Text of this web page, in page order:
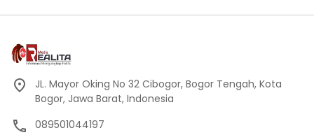
JL. Mayor Oking No 32 Cibogor, Bogor Tengah, Kota
Bogor, Jawa Barat, Indonesia
089501044197